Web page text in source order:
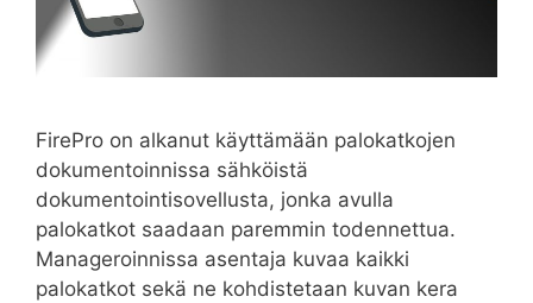
FirePro on alkanut käyttämään palokatkojen
dokumentoinnissa sähköistä
dokumentointisovellusta, jonka avulla
palokatkot saadaan paremmin todennettua.
Manageroinnissa asentaja kuvaa kaikki
palokatkot sekä ne kohdistetaan kuvan kera